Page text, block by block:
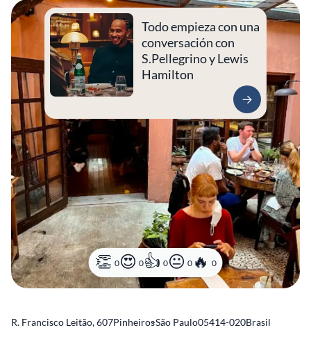
0 0 0 0 0
Todo empieza con una
conversación con
S.Pellegrino y Lewis
Hamilton
R. Francisco Leitão, 607Pinheiros-São Paulo05414-020Brasil